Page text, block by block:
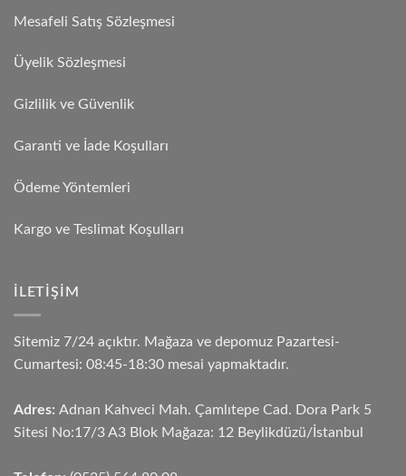
Mesafeli Satış Sözleşmesi
Üyelik Sözleşmesi
Gizlilik ve Güvenlik
Garanti ve İade Koşulları
Ödeme Yöntemleri
Kargo ve Teslimat Koşulları
İLETIŞIM
Sitemiz 7/24 açıktır. Mağaza ve depomuz Pazartesi-
Cumartesi: 08:45-18:30 mesai yapmaktadır.
Adres: Adnan Kahveci Mah. Çamlıtepe Cad. Dora Park 5
Sitesi No:17/3 A3 Blok Mağaza: 12 Beylikdüzü/İstanbul